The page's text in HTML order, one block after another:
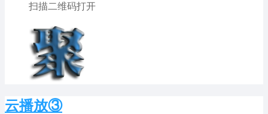
扫描二维码打开
云播放③